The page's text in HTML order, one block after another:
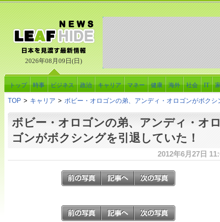
2026年08月09日(日)
トップ 時事 ビジネス 政治 キャリア マネー 健康 海外 社会 IT
TOP > キャリア > ボビー・オロゴンの弟、アンディ・オロゴンがボクシ
ボビー・オロゴンの弟、アンディ・オ
ゴンがボクシングを引退していた！
2012年6月27日